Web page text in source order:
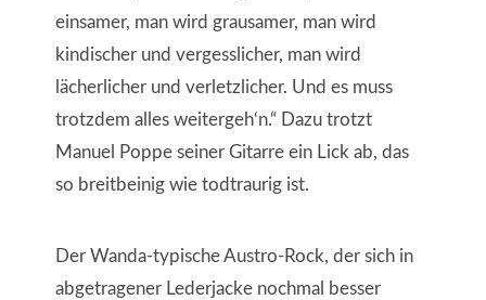
einsamer, man wird grausamer, man wird
kindischer und vergesslicher, man wird
lächerlicher und verletzlicher. Und es muss
trotzdem alles weitergeh‘n.“ Dazu trotzt
Manuel Poppe seiner Gitarre ein Lick ab, das
so breitbeinig wie todtraurig ist.
Der Wanda-typische Austro-Rock, der sich in
abgetragener Lederjacke nochmal besser